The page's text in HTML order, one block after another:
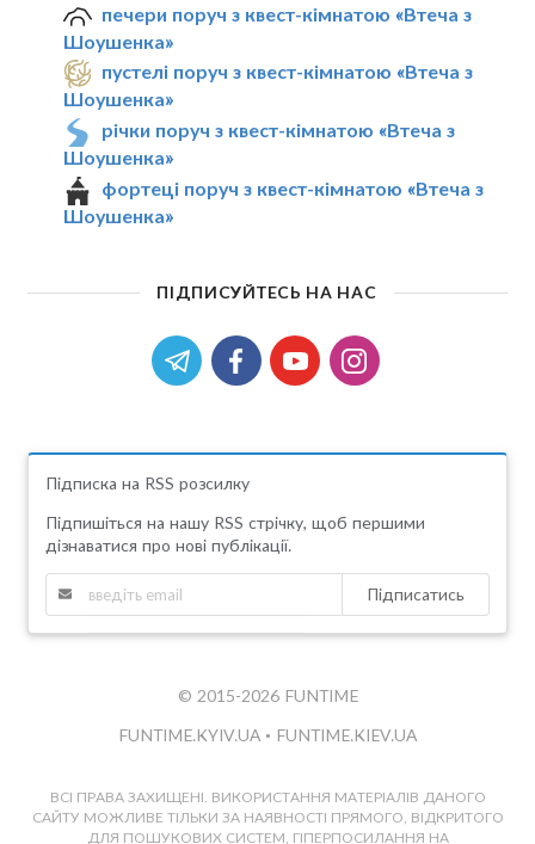
печери поруч з квест-кімнатою «Втеча з
Шоушенка»
пустелі поруч з квест-кімнатою «Втеча з
Шоушенка»
річки поруч з квест-кімнатою «Втеча з
Шоушенка»
фортеці поруч з квест-кімнатою «Втеча з
Шоушенка»
ПІДПИСУЙТЕСЬ НА НАС
Підписка на RSS розсилку
Підпишіться на нашу RSS стрічку, щоб першими
дізнаватися про нові публікації.
Підписатись
© 2015-2026 FUNTIME
FUNTIME.KYIV.UA • FUNTIME.KIEV.UA
ВСІ ПРАВА ЗАХИЩЕНІ. ВИКОРИСТАННЯ МАТЕРІАЛІВ ДАНОГО
САЙТУ МОЖЛИВЕ ТІЛЬКИ ЗА НАЯВНОСТІ ПРЯМОГО, ВІДКРИТОГО
ДЛЯ ПОШУКОВИХ СИСТЕМ, ГІПЕРПОСИЛАННЯ НА